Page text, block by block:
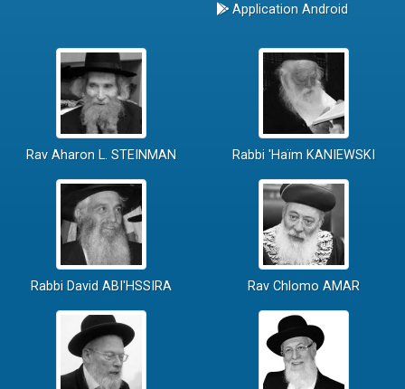
Application Android
Rav Aharon L. STEINMAN Rabbi 'Haïm KANIEWSKI
Rabbi David ABI'HSSIRA Rav Chlomo AMAR